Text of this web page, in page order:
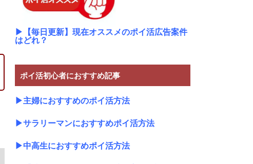
▶
【毎日更新】現在オススメのポイ活広告案件
はどれ？
ポイ活初心者におすすめ記事
▶主婦におすすめのポイ活方法
▶サラリーマンにおすすめポイ活方法
▶中高生におすすめポイ活方法